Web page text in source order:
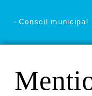
Conseil municipal